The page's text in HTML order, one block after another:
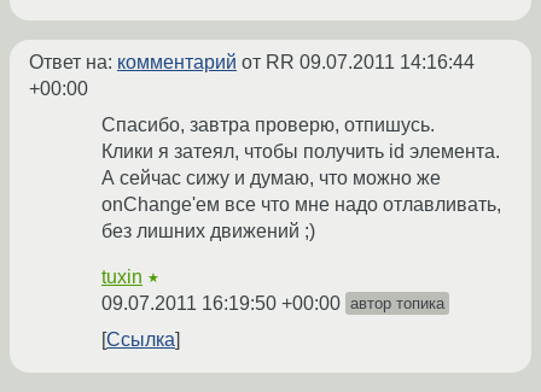
Ответ на: комментарий от RR 09.07.2011 14:16:44
+00:00
Спасибо, завтра проверю, отпишусь.
Клики я затеял, чтобы получить id элемента.
А сейчас сижу и думаю, что можно же
onChange'ем все что мне надо отлавливать,
без лишних движений ;)
tuxin ★
09.07.2011 16:19:50 +00:00 автор топика
Ссылка